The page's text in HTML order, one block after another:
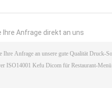
Ihre Anfrage direkt an uns